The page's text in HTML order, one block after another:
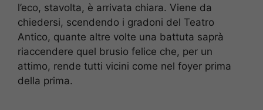
l’eco, stavolta, è arrivata chiara. Viene da
chiedersi, scendendo i gradoni del Teatro
Antico, quante altre volte una battuta saprà
riaccendere quel brusio felice che, per un
attimo, rende tutti vicini come nel foyer prima
della prima.